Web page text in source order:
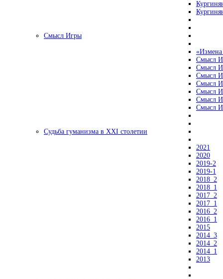
Смысл Игры
«Измена
Смысл
Смысл
Смысл
Смысл
Смысл
Смысл
Смысл
Судьба гуманизма в XXI столетии
2021
2020
2019-2
2019-1
2018_2
2018_1
2017_2
2017_1
2016_2
2016_1
2015
2014_3
2014_2
2014_1
2013